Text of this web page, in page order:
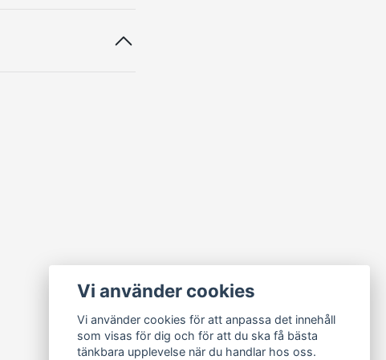
Vi använder cookies
Vi använder cookies för att anpassa det innehåll
som visas för dig och för att du ska få bästa
tänkbara upplevelse när du handlar hos oss.